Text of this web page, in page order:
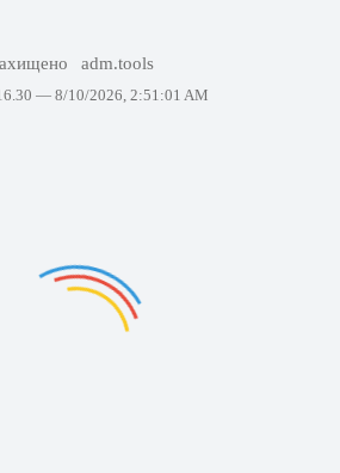
adm.tools
— 8/10/2026, 2:51:01 AM